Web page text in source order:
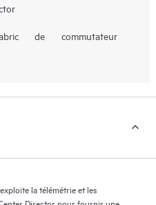
de commutateur
la télémétrie et les